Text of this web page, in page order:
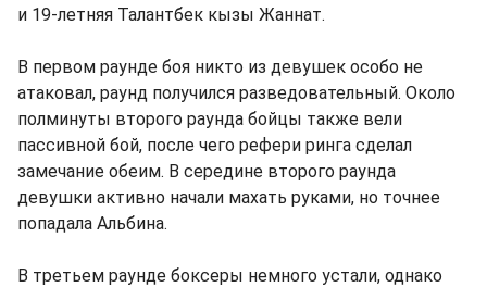
и 19-летняя Талантбек кызы Жаннат.
В первом раунде боя никто из девушек особо не
атаковал, раунд получился разведовательный. Около
полминуты второго раунда бойцы также вели
пассивной бой, после чего рефери ринга сделал
замечание обеим. В середине второго раунда
девушки активно начали махать руками, но точнее
попадала Альбина.
В третьем раунде боксеры немного устали, однако